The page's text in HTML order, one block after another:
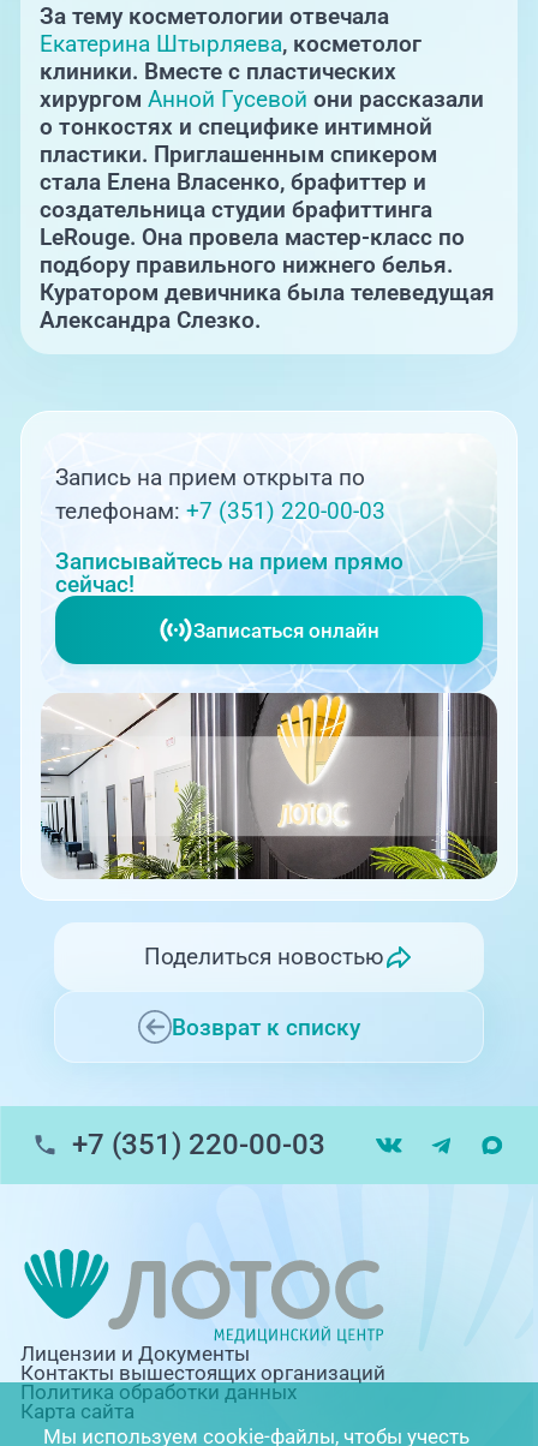
За тему косметологии отвечала
Екатерина Штырляева, косметолог
клиники. Вместе с пластических
хирургомАнной Гусевой они рассказали
о тонкостях и специфике интимной
пластики. Приглашенным спикером
стала Елена Власенко, брафиттер и
создательница студии брафиттинга
LeRouge. Она провела мастер-класс по
подбору правильного нижнего белья.
Куратором девичника была телеведущая
Александра Слезко.
Запись на прием открыта по
телефонам:+7 (351) 220-00-03
Записывайтесь на прием прямо
сейчас!
Записаться онлайн
Возврат к списку
Поделиться новостью
+7 (351) 220-00-03
Лицензии и Документы
Контакты вышестоящих организаций
Политика обработки данных
Карта сайта
Мы используем cookie-файлы, чтобы учесть